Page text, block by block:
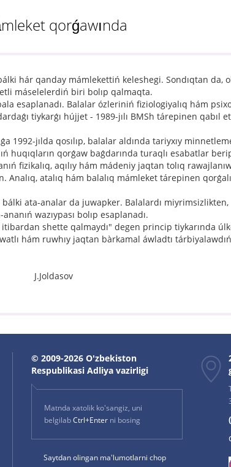
qorǵawında
hár qanday mámlekettiń keleshegi. Sondıqtan da,
máselelerdiń biri bolıp qalmaqta.
esaplanadı. Balalar ózleriniń fiziologiyalıq hám
tiykarǵı hújjet - 1989-jılı BMSh tárepinen qabıl
1992-jılda qosılıp, balalar aldında tariyxıy
huqıqların qorǵaw baǵdarında turaqlı esabatlar
fizikalıq, aqılıy hám mádeniy jaqtan tolıq
atalıq hám balalıq mámleket tárepinen
ata-analar da juwapker. Balalardı
wazıypası bolıp esaplanadı.
shette qalmaydı" degen princip tiykarında
hám ruwhıy jaqtan bàrkamal áwladtı
J.Joldasov
© 2009-2026 O'zbekiston
Respublikasi Adliya vazirligi
Matnda xatolik ko'sangiz, uni
belgilabCtrl+Enterni bosing
Saytdan olingan ma'lumotlarni chop